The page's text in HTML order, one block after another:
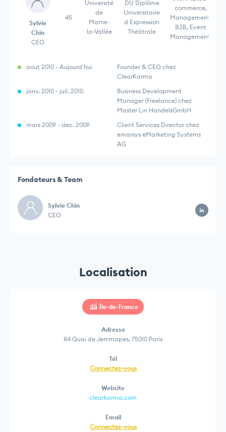
Sylvie
Chin
CEO
45
Université
de
Marne-
la-Vallée
DU Diplôme
Universitaire
d Expression
Théâtrale
commerce,
Management,
B2B, Event
Management,
aout 2010 - Aujourd'hui
Founder & CEO chez
ClearKarma
janv. 2010 - juil. 2010
Business Development
Manager (Freelance) chez
Master Lin HandelsGmbH
mars 2009 - dec. 2009
Client Services Director chez
emarsys eMarketing Systems
AG
Fondateurs & Team
Sylvie Chin
CEO
Localisation
Île-de-France
Adresse
84 Quai de Jemmapes, 75010 Paris
Tél
Connectez-vous
Website
clearkarma.com
Email
Connectez-vous